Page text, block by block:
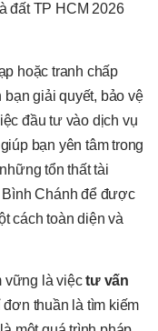
đất TP HCM 2026
hoặc tranh chấp
giải quyết, bảo vệ
đầu tư vào dịch vụ
bạn yên tâm trong
tổn thất tài
Chánh để được
cách toàn diện và
vững là việctư vấn
đơn thuần là tìm kiếm